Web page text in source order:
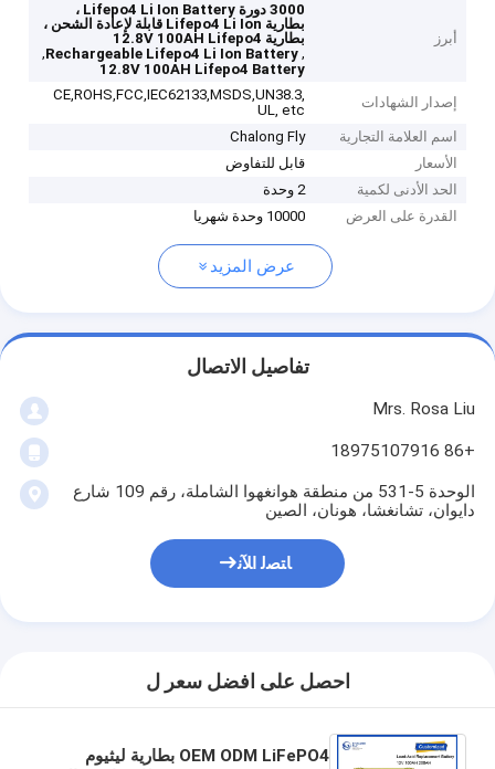
أبرز
3000 دورة Lifepo4 Li Ion Battery ،
بطارية Lifepo4 Li Ion قابلة لإعادة الشحن ،
بطارية 12.8V 100AH ​​Lifepo4
,
Rechargeable Lifepo4 Li Ion Battery
,
12.8V 100AH Lifepo4 Battery
إصدار الشهادات
CE,ROHS,FCC,IEC62133,MSDS,UN38.3,
UL, etc
اسم العلامة التجارية
Chalong Fly
الأسعار
قابل للتفاوض
الحد الأدنى لكمية
2 وحدة
القدرة على العرض
10000 وحدة شهريا
عرض المزيد
تفاصيل الاتصال
Mrs. Rosa Liu
+86 18975107916
الوحدة 5-531 من منطقة هوانغهوا الشاملة، رقم 109 شارع
دايوان، تشانغشا، هونان، الصين
ﺎﺘﺼﻟ ﺍﻶﻧ
احصل على افضل سعر ل
OEM ODM LiFePO4 بطارية ليثيوم